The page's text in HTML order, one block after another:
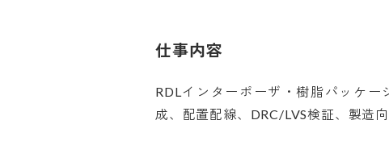
仕事内容
RDLインターポーザ・樹脂パッケ
成、配置配線、DRC/LVS検証、製造